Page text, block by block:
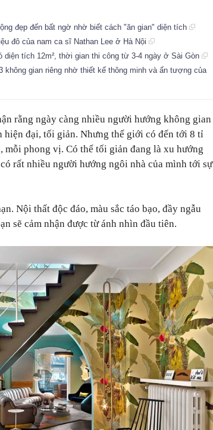
đẹp đến bất ngờ nhờ biết cách "ăn gian" diện tích
đô của nam ca sĩ Nathan Lee ở Hà Nội
diện tích 12m², thời gian thi công từ 3-4 ngày ở Sài Gòn
không gian riêng nhờ thiết kế thông minh và ấn tượng của
rằng ngày càng nhiều người hướng không gian
hiện đại, tối giản. Nhưng thế giới có đến tới 8 tỉ
phong vị. Có thể tối giản đang là xu hướng
rất nhiều người hướng ngôi nhà của mình tới sự
Nội thất độc đáo, màu sắc táo bạo, đầy ngẫu
sẽ cảm nhận được từ ánh nhìn đầu tiên.